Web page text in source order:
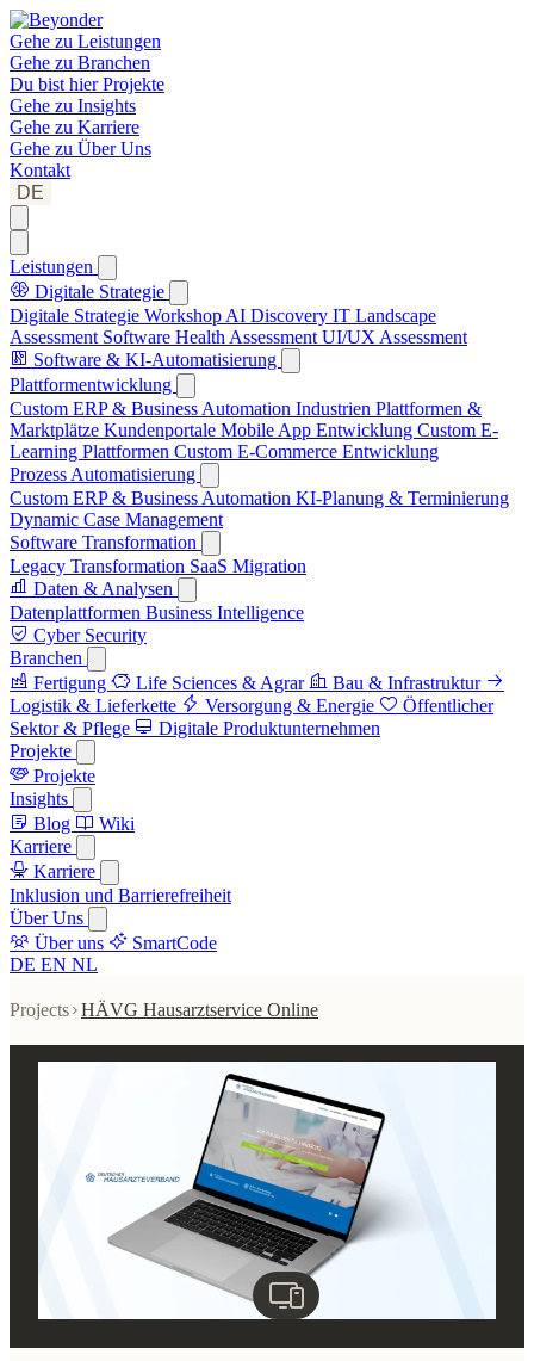
Gehe zu Leistungen
Gehe zu Branchen
Du bist hierProjekte
Gehe zu Insights
Gehe zu Karriere
Gehe zu Über Uns
Kontakt
DE
Leistungen
Digitale Strategie
Digitale Strategie Workshop AI Discovery IT Landscape
Assessment Software Health Assessment UI/UX Assessment
Software & KI-Automatisierung
Plattformentwicklung
Custom ERP & Business Automation Industrien Plattformen &
Marktplätze Kundenportale Mobile App Entwicklung Custom E-
Learning Plattformen Custom E-Commerce Entwicklung
Prozess Automatisierung
Custom ERP & Business Automation KI-Planung & Terminierung
Dynamic Case Management
Software Transformation
Legacy Transformation SaaS Migration
Daten & Analysen
Datenplattformen Business Intelligence
Cyber Security
Branchen
Fertigung
Life Sciences & Agrar
Bau & Infrastruktur
Logistik & Lieferkette
Versorgung & Energie
Öffentlicher
Sektor & Pflege
Digitale Produktunternehmen
Projekte
Projekte
Insights
Blog
Wiki
Karriere
Karriere
Inklusion und Barrierefreiheit
Über Uns
Über uns
SmartCode
DE EN NL
Projects HÄVG Hausarztservice Online